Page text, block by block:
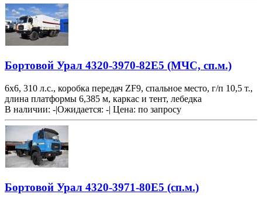
Бортовой Урал 4320-3970-82Е5 (МЧС, сп.м.)
6х6, 310 л.с., коробка передач ZF9, спальное место, г/п 10,5 т.,
длина платформы 6,385 м, каркас и тент, лебедка
В наличии: -|Ожидается: -| Цена: по запросу
Бортовой Урал 4320-3971-80Е5 (сп.м.)